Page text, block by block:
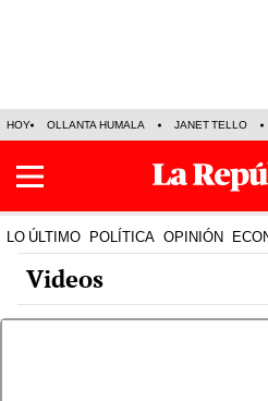
HOY OLLANTA HUMALA JANET TELLO
LO ÚLTIMO POLÍTICA OPINIÓN
Videos